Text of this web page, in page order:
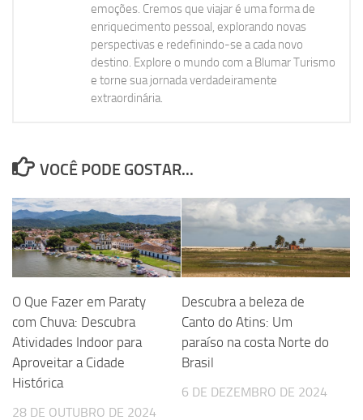
emoções. Cremos que viajar é uma forma de
enriquecimento pessoal, explorando novas
perspectivas e redefinindo-se a cada novo
destino. Explore o mundo com a Blumar Turismo
e torne sua jornada verdadeiramente
extraordinária.
VOCÊ PODE GOSTAR...
O Que Fazer em Paraty
com Chuva: Descubra
Atividades Indoor para
Aproveitar a Cidade
Histórica
28 DE OUTUBRO DE 2024
Descubra a beleza de
Canto do Atins: Um
paraíso na costa Norte do
Brasil
6 DE DEZEMBRO DE 2024